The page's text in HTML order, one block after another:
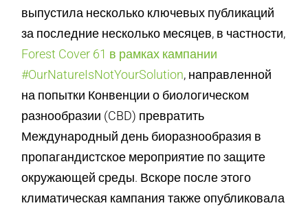
выпустила несколько ключевых публикаций
за последние несколько месяцев, в частности,
Forest Cover 61 в рамках кампании
#OurNatureIsNotYourSolution, направленной
на попытки Конвенции о биологическом
разнообразии (CBD) превратить
Международный день биоразнообразия в
пропагандистское мероприятие по защите
окружающей среды. Вскоре после этого
климатическая кампания также опубликовала